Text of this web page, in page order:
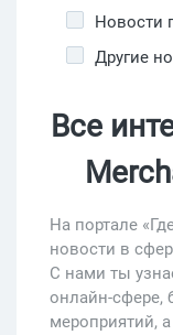
Новости
Другие
Все
На портале
новости в
С нами ты
онлайн-сфере,
мероприятий,